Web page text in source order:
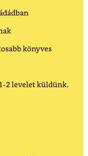
könyves
2 levelet küldünk.